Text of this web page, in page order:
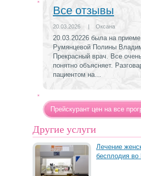
Все отзывы
20.03.2026 | Оксана
20.03.20226 была на
Румянцевой Полины
Прекрасный врач. Все
понятно объясняет.
пациентом на…
Прейскурант цен на все
Другие услуги
Лечение
бесплодия